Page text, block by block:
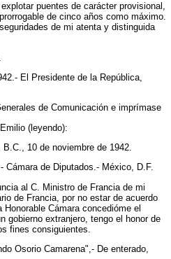
puentes de carácter provisional,
de cinco años como máximo.
de mi atenta y distinguida
El Presidente de la República,
de Comunicación e imprímase
(leyendo):
10 de noviembre de 1942.
Cámara de Diputados.- México, D.F.
al C. Ministro de Francia de mi
de Francia, por no estar de acuerdo
Cámara concedióme el
gobierno extranjero, tengo el honor de
fines consiguientes.
Osorio Camarena",- De enterado,